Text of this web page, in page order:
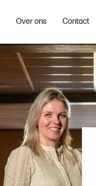
Over ons Contact